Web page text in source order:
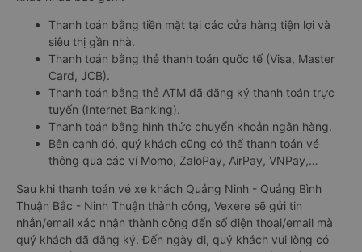
Thanh toán bằng tiền mặt tại các cửa hàng tiện lợi và
siêu thị gần nhà.
Thanh toán bằng thẻ thanh toán quốc tế (Visa, Master
Card, JCB).
Thanh toán bằng thẻ ATM đã đăng ký thanh toán trực
tuyến (Internet Banking).
Thanh toán bằng hình thức chuyển khoản ngân hàng.
Bên cạnh đó, quý khách cũng có thể thanh toán vé
thông qua các ví Momo, ZaloPay, AirPay, VNPay,…
Sau khi thanh toán vé xe khách Quảng Ninh - Quảng Bình
Thuận Bắc - Ninh Thuận thành công, Vexere sẽ gửi tin
nhắn/email xác nhận thành công đến số điện thoại/email mà
quý khách đã đăng ký. Đến ngày đi, quý khách vui lòng có